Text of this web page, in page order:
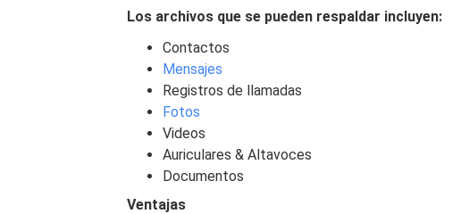
Los archivos que se pueden respaldar incluyen:
Contactos
Mensajes
Registros de llamadas
Fotos
Videos
Auriculares & Altavoces
Documentos
Ventajas